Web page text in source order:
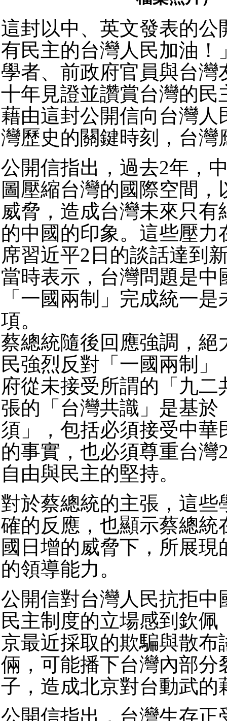
這封以中、英文發表的公
有民主的台灣人民加油！
學者、前政府官員與台灣
十年見證並讚賞台灣的民
藉由這封公開信向台灣人
灣歷史的關鍵時刻，台灣
公開信指出，過去2年，
圖壓縮台灣的國際空間，
威脅，造成台灣未來只有
的中國的印象。這些壓力
席習近平2日的談話達到
當時表示，台灣問題是中
「一國兩制」完成統一
項。
蔡總統隨後回應強調，絕
民強烈反對「一國兩制」
府從未接受所謂的「九二
張的「台灣共識」是基於
須」，包括必須接受中華
的事實，也必須尊重台灣
自由與民主的堅持。
對於蔡總統的主張，這些
確的反應，也顯示蔡總統
國日增的威脅下，所展現
的領導能力。
公開信對台灣人民抗拒中
民主制度的立場感到欽佩
京最近採取的欺騙與散布
倆，可能播下台灣內部分
子，造成北京對台動武的
公開信指出，台灣生存正